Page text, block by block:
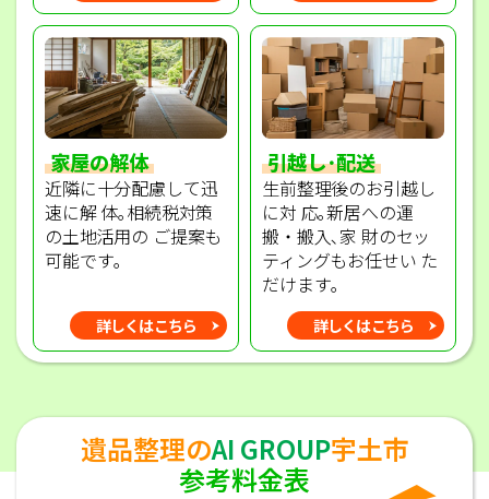
家屋の解体
近隣に十分配慮して迅
速に解 体｡相続税対策
の土地活用の ご提案も
可能です｡
詳しくはこちら
引越し･配送
生前整理後のお引越し
に対 応｡新居への運
搬・搬入､家 財のセッ
ティングもお任せい た
だけます｡
詳しくはこちら
遺品整理のAI GROUP宇土市
参考料金表